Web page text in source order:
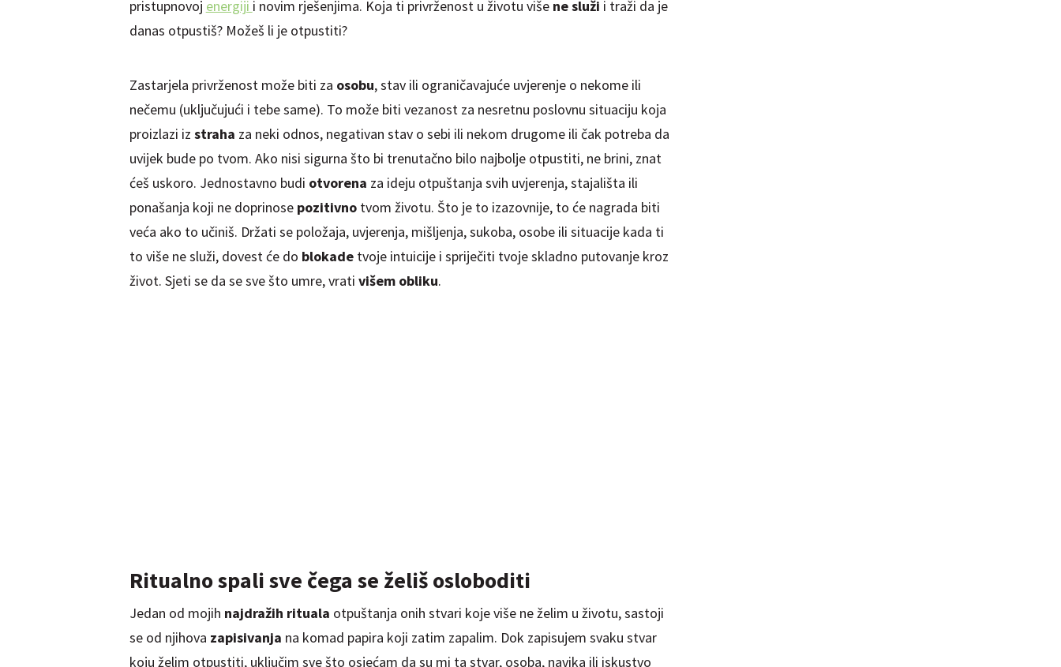
pristupnovoj energiji i novim rješenjima. Koja ti privrženost u životu višene služi i traži da je
danas otpustiš? Možeš li je otpustiti?
Zastarjela privrženost može biti za osobu, stav ili ograničavajuće uvjerenje o nekome ili
nečemu (uključujući i tebe same). To može biti vezanost za nesretnu poslovnu situaciju koja
proizlazi iz straha za neki odnos, negativan stav o sebi ili nekom drugome ili čak potreba da
uvijek bude po tvom. Ako nisi sigurna što bi trenutačno bilo najbolje otpustiti, ne brini, znat
ćeš uskoro. Jednostavno budi otvorena za ideju otpuštanja svih uvjerenja, stajališta ili
ponašanja koji ne doprinose pozitivno tvom životu. Što je to izazovnije, to će nagrada biti
veća ako to učiniš. Držati se položaja, uvjerenja, mišljenja, sukoba, osobe ili situacije kada ti
to više ne služi, dovest će do blokade tvoje intuicije i spriječiti tvoje skladno putovanje kroz
život. Sjeti se da se sve što umre, vrati višem obliku.
Ritualno spali sve čega se želiš osloboditi
Jedan od mojih najdražih rituala otpuštanja onih stvari koje više ne želim u životu, sastoji
se od njihova zapisivanja na komad papira koji zatim zapalim. Dok zapisujem svaku stvar
koju želim otpustiti, uključim sve što osjećam da su mi ta stvar, osoba, navika ili iskustvo